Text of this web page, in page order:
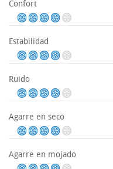
Confort
Estabilidad
Ruido
Agarre en seco
Agarre en mojado